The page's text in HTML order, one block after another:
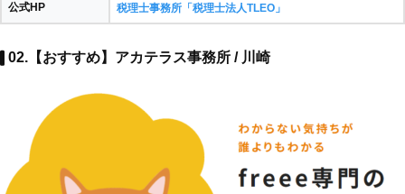
公式HP 税理士事務所「税理士法人TLEO」
02.【おすすめ】アカテラス事務所 / 川崎